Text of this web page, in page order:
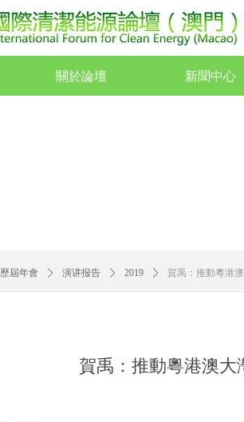
關於論壇 新聞中心
賀禹：推動粵港澳
歷屆年會 ꄲ 演讲报告 ꄲ 2019 ꄲ 賀禹：推動粵港